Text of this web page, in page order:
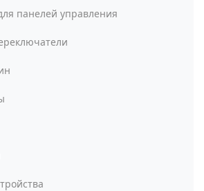
панелей управления